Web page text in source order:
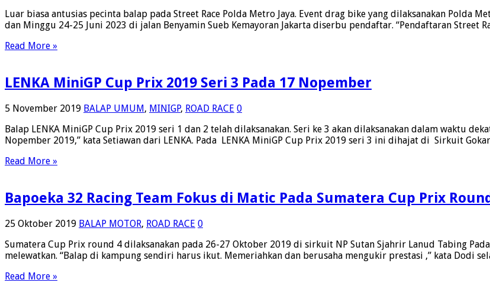
Race
Polda
Pendaftaran
Out
Luar biasa antusias pecinta balap pada Street Race Polda Metro Jaya. Event drag bike yang dilaksanakan Polda
dan Minggu 24-25 Juni 2023 di jalan Benyamin Sueb Kemayoran Jakarta diserbu pendaftar. “Pendaftaran Street
Read More »
LENKA MiniGP Cup Prix 2019 Seri 3 Pada 17 Nopember
5 November 2019 BALAP UMUM, MINIGP, ROAD RACE 0
Balap LENKA MiniGP Cup Prix 2019 seri 1 dan 2 telah dilaksanakan. Seri ke 3 akan dilaksanakan dalam waktu
Nopember 2019,” kata Setiawan dari LENKA. Pada LENKA MiniGP Cup Prix 2019 seri 3 ini dihajat di Sirkuit
Read More »
Bapoeka 32 Racing Team Fokus di Matic Pada Sumatera Cup Prix
25 Oktober 2019 BALAP MOTOR, ROAD RACE 0
Sumatera Cup Prix round 4 dilaksanakan pada 26-27 Oktober 2019 di sirkuit NP Sutan Sjahrir Lanud Tabing
melewatkan. “Balap di kampung sendiri harus ikut. Memeriahkan dan berusaha mengukir prestasi ,” kata Dodi
Read More »